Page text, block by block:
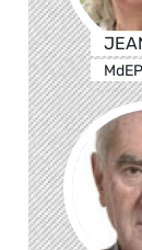
MdEP